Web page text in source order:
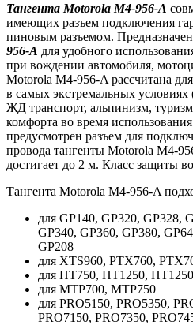
Тангента Motorola M4-956-A
имеющих разъем подключения
пиновым разъемом.
956-A для удобного
при вождении автомобиля,
Motorola M4-956-A рассчитана
в самых экстремальных
ЖД транспорт, альпинизм,
комфорта во время
предусмотрен разъем для
провода тангенты Motorola M4-
достигает до 2 м. Класс защиты
Тангента Motorola M4-956-A
для GP140, GP320, GP328,
GP340, GP360, GP380,
GP208
для XTS960, PTX760,
для HT750, HT1250,
для MTP700, MTP750
для PRO5150, PRO5350,
PRO7150, PRO7350,